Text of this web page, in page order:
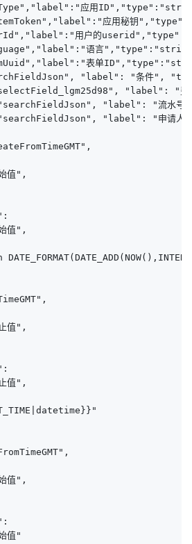
应用
应用秘钥
用户的
语言
表单
"label": "条件",
"label": "费
"label": "流水
"label": "申请
值",
值",
值",
值",
值",
值"